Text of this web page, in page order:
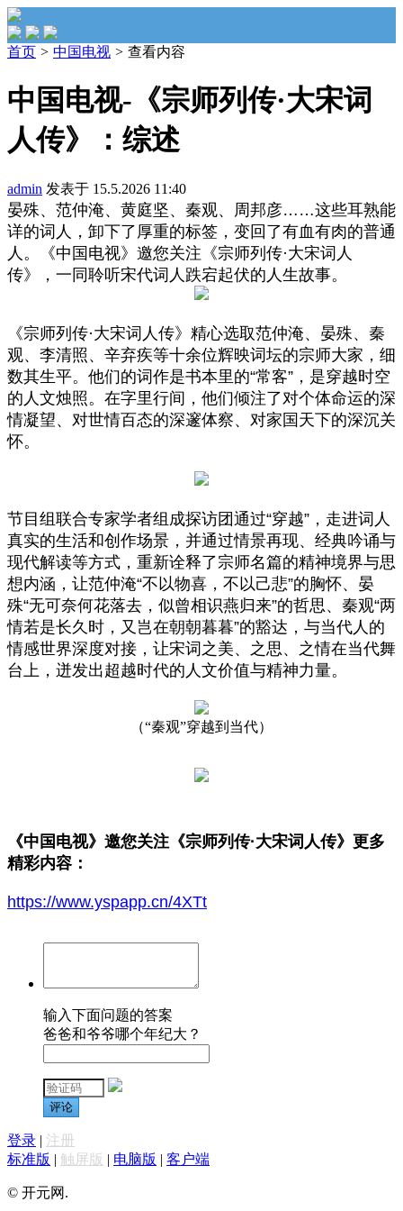
首页 > 中国电视 > 查看内容
中国电视-《宗师列传·大宋词
人传》：综述
admin 发表于 15.5.2026 11:40
晏殊、范仲淹、黄庭坚、秦观、周邦彦……这些耳熟能
详的词人，卸下了厚重的标签，变回了有血有肉的普通
人。《中国电视》邀您关注《宗师列传·大宋词人
传》，一同聆听宋代词人跌宕起伏的人生故事。
《宗师列传·大宋词人传》精心选取范仲淹、晏殊、秦
观、李清照、辛弃疾等十余位辉映词坛的宗师大家，细
数其生平。他们的词作是书本里的“常客”，是穿越时空
的人文烛照。在字里行间，他们倾注了对个体命运的深
情凝望、对世情百态的深邃体察、对家国天下的深沉关
怀。
节目组联合专家学者组成探访团通过“穿越”，走进词人
真实的生活和创作场景，并通过情景再现、经典吟诵与
现代解读等方式，重新诠释了宗师名篇的精神境界与思
想内涵，让范仲淹“不以物喜，不以己悲”的胸怀、晏
殊“无可奈何花落去，似曾相识燕归来”的哲思、秦观“两
情若是长久时，又岂在朝朝暮暮”的豁达，与当代人的
情感世界深度对接，让宋词之美、之思、之情在当代舞
台上，迸发出超越时代的人文价值与精神力量。
（“秦观”穿越到当代）
《中国电视》邀您关注 《宗师列传·大宋词人传》 更多
精彩内容：
https://www.yspapp.cn/4XTt
输入下面问题的答案
爸爸和爷爷哪个年纪大？
评论
登录 | 注册
标准版 | 触屏版 | 电脑版 | 客户端
© 开元网.